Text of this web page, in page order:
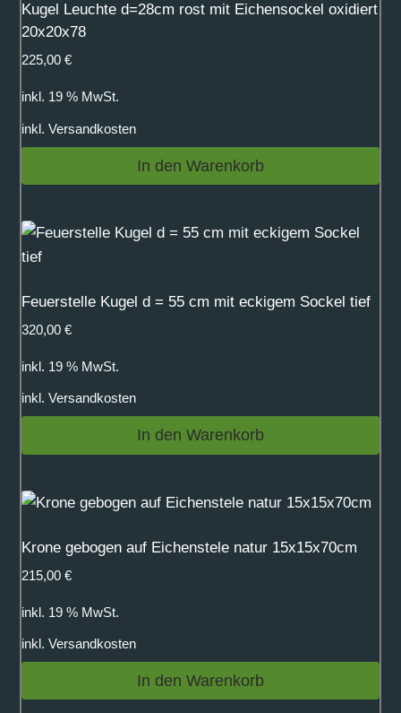
Kugel Leuchte d=28cm rost mit Eichensockel oxidiert
20x20x78
225,00 €
inkl. 19 % MwSt.
inkl. Versandkosten
In den Warenkorb
Feuerstelle Kugel d = 55 cm mit eckigem Sockel tief
320,00 €
inkl. 19 % MwSt.
inkl. Versandkosten
In den Warenkorb
Krone gebogen auf Eichenstele natur 15x15x70cm
215,00 €
inkl. 19 % MwSt.
inkl. Versandkosten
In den Warenkorb